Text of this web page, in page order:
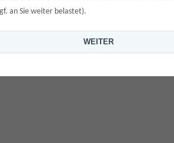
an Sie weiter belastet).
WEITER